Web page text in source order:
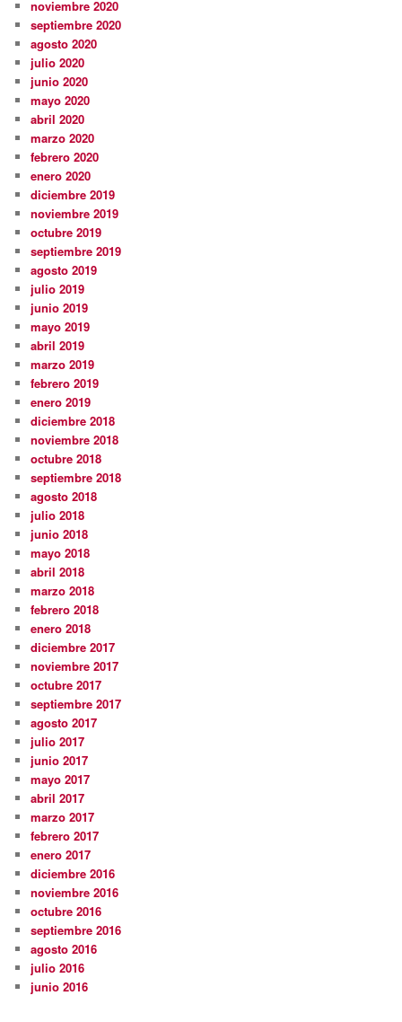
noviembre 2020
septiembre 2020
agosto 2020
julio 2020
junio 2020
mayo 2020
abril 2020
marzo 2020
febrero 2020
enero 2020
diciembre 2019
noviembre 2019
octubre 2019
septiembre 2019
agosto 2019
julio 2019
junio 2019
mayo 2019
abril 2019
marzo 2019
febrero 2019
enero 2019
diciembre 2018
noviembre 2018
octubre 2018
septiembre 2018
agosto 2018
julio 2018
junio 2018
mayo 2018
abril 2018
marzo 2018
febrero 2018
enero 2018
diciembre 2017
noviembre 2017
octubre 2017
septiembre 2017
agosto 2017
julio 2017
junio 2017
mayo 2017
abril 2017
marzo 2017
febrero 2017
enero 2017
diciembre 2016
noviembre 2016
octubre 2016
septiembre 2016
agosto 2016
julio 2016
junio 2016